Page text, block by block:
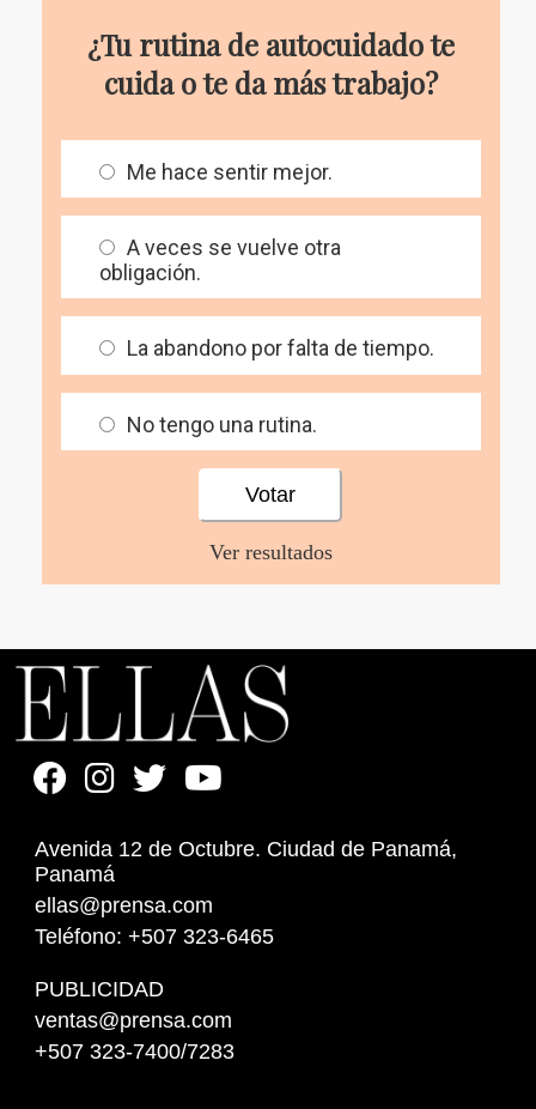
¿Tu rutina de autocuidado te
cuida o te da más trabajo?
Me hace sentir mejor.
A veces se vuelve otra
obligación.
La abandono por falta de tiempo.
No tengo una rutina.
Ver resultados
Avenida 12 de Octubre. Ciudad de Panamá,
Panamá
ellas@prensa.com
Teléfono: +507 323-6465
PUBLICIDAD
ventas@prensa.com
+507 323-7400/7283